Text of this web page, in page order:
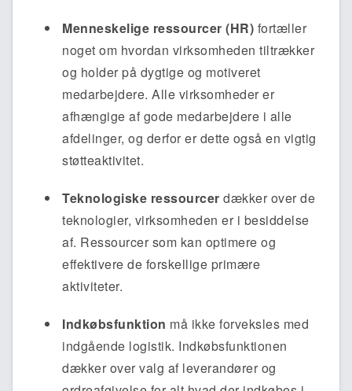
Menneskelige ressourcer (HR) fortæller
noget om hvordan virksomheden tiltrækker
og holder på dygtige og motiveret
medarbejdere. Alle virksomheder er
afhængige af gode medarbejdere i alle
afdelinger, og derfor er dette også en vigtig
støtteaktivitet.
Teknologiske ressourcer dækker over de
teknologier, virksomheden er i besiddelse
af. Ressourcer som kan optimere og
effektivere de forskellige primære
aktiviteter.
Indkøbsfunktion må ikke forveksles med
indgående logistik. Indkøbsfunktionen
dækker over valg af leverandører og